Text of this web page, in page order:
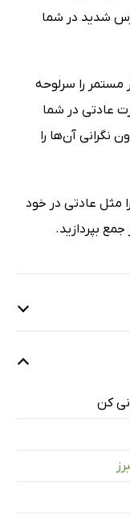
شدید در شما
مستمر را سرلوحه
عادتی در شما
نگرانی آن‌ها را
مثل عادتی در خود
بپردازید.
کن